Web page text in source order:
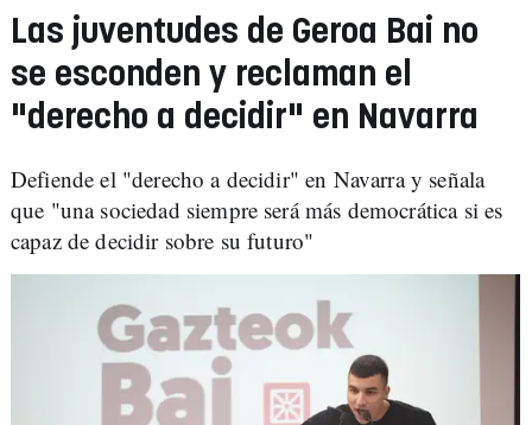
Las juventudes de Geroa Bai no
se esconden y reclaman el
"derecho a decidir" en Navarra
Defiende el "derecho a decidir" en Navarra y señala
que "una sociedad siempre será más democrática si es
capaz de decidir sobre su futuro"